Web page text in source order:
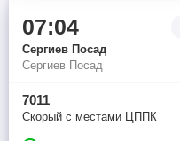
07:04
Сергиев Посад
Сергиев Посад
7011
Скорый с местами ЦППК